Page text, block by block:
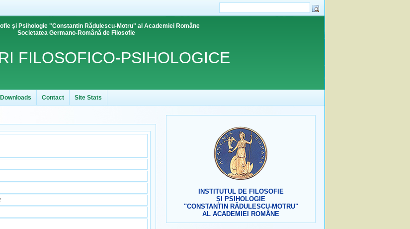
și Psihologie "Constantin Rădulescu-Motru" al Academiei Române
Societatea Germano-Română de Filosofie
FILOSOFICO-PSIHOLOGICE
Downloads Contact Site Stats
INSTITUTUL DE FILOSOFIE
ȘI PSIHOLOGIE
"CONSTANTIN RĂDULESCU-MOTRU"
AL ACADEMIEI ROMÂNE